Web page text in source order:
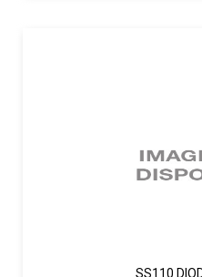
SS110